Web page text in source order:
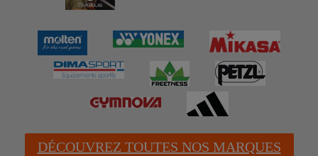
DÉCOUVREZ TOUTES NOS MARQUES